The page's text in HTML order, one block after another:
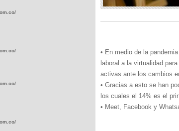
• En medio de la
laboral a la virtualidad
activas ante los cambios
• Gracias a esto se han
los cuales el 14% es el
• Meet, Facebook y
wp-
wp-
wp-
wp-